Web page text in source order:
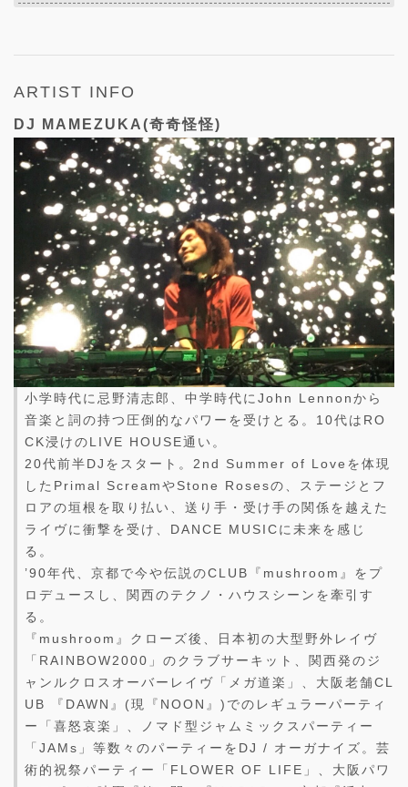
ARTIST INFO
DJ MAMEZUKA(奇奇怪怪)
小学時代に忌野清志郎、中学時代にJohn Lennonから
音楽と詞の持つ圧倒的なパワーを受けとる。10代はRO
CK浸けのLIVE HOUSE通い。
20代前半DJをスタート。2nd Summer of Loveを体現
したPrimal ScreamやStone Rosesの、ステージとフ
ロアの垣根を取り払い、送り手・受け手の関係を越えた
ライヴに衝撃を受け、DANCE MUSICに未来を感じ
る。
’90年代、京都で今や伝説のCLUB『mushroom』をプ
ロデュースし、関西のテクノ・ハウスシーンを牽引す
る。
『mushroom』クローズ後、日本初の大型野外レイヴ
「RAINBOW2000」のクラブサーキット、関西発のジ
ャンルクロスオーバーレイヴ「メガ道楽」、大阪老舗CL
UB 『DAWN』(現『NOON』)でのレギュラーパーティ
ー「喜怒哀楽」、ノマド型ジャムミックスパーティー
「JAMs」等数々のパーティーをDJ / オーガナイズ。芸
術的祝祭パーティー「FLOWER OF LIFE」、大阪パワ